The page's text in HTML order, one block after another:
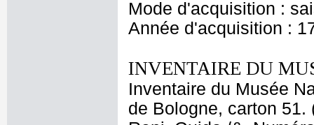
Mode d'acquisition :
Année d'acquisition :
INVENTAIRE DU
Inventaire du Musée
de Bologne, carton 51.